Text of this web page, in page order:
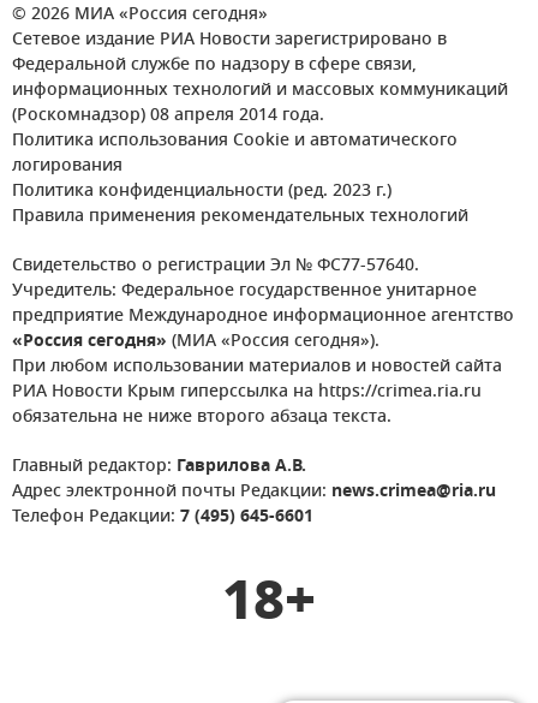
© 2026 МИА «Россия сегодня»
Сетевое издание РИА Новости зарегистрировано в
Федеральной службе по надзору в сфере связи,
информационных технологий и массовых коммуникаций
(Роскомнадзор) 08 апреля 2014 года.
Политика использования Cookie и автоматического
логирования
Политика конфиденциальности (ред. 2023 г.)
Правила применения рекомендательных технологий
Свидетельство о регистрации Эл № ФС77-57640.
Учредитель: Федеральное государственное унитарное
предприятие Международное информационное агентство
«Россия сегодня» (МИА «Россия сегодня»).
При любом использовании материалов и новостей сайта
РИА Новости Крым гиперссылка на https://crimea.ria.ru
обязательна не ниже второго абзаца текста.
Главный редактор: Гаврилова А.В.
Адрес электронной почты Редакции: news.crimea@ria.ru
Телефон Редакции: 7 (495) 645-6601
18+